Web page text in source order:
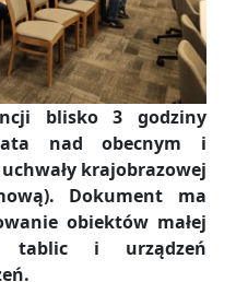
blisko 3 godziny
nad obecnym i
krajobrazowej
Dokument ma
obiektów małej
tablic i urządzeń